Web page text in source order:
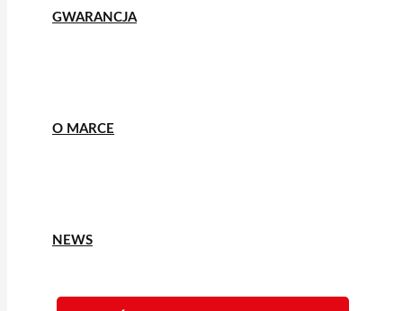
GWARANCJA
O MARCE
NEWS